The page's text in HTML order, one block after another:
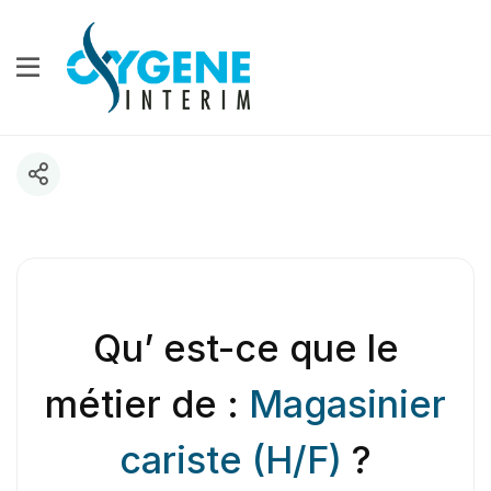
Qu’ est-ce que le
métier de : Magasinier
cariste (H/F) ?